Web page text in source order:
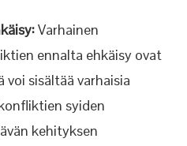
Varhainen
ennalta ehkäisy ovat
voi sisältää varhaisia
syiden
kehityksen